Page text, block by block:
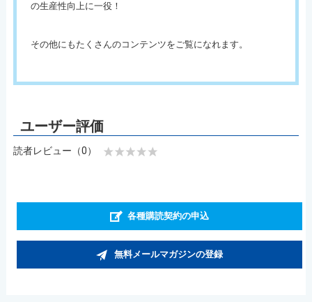
の生産性向上に一役！
その他にもたくさんのコンテンツをご覧になれます。
読者レビュー（0）
各種購読契約の申込
無料メールマガジンの登録